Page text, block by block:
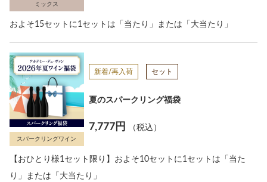
ミックス
およそ15セットに1セットは「当たり」または「大当たり」
スパークリングワイン
新着/再入荷 セット
夏のスパークリング福袋
7,777円 （税込）
【おひとり様1セット限り】およそ10セットに1セットは「当た
り」または「大当たり」